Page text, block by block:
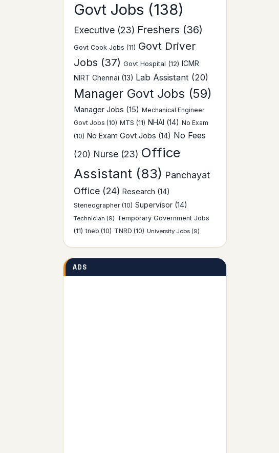
Govt Jobs (138)
Executive (23) Freshers (36)
Govt Cook Jobs (11) Govt Driver
Jobs (37) Govt Hospital (12) ICMR
NIRT Chennai (13) Lab Assistant (20)
Manager Govt Jobs (59)
Manager Jobs (15) Mechanical Engineer
Govt Jobs (10) MTS (11) NHAI (14) No Exam
(10) No Exam Govt Jobs (14) No Fees
(20) Nurse (23) Office
Assistant (83) Panchayat
Office (24) Research (14)
Steneographer (10) Supervisor (14)
Technician (9) Temporary Government Jobs
(11) tneb (10) TNRD (10) University Jobs (9)
ADS